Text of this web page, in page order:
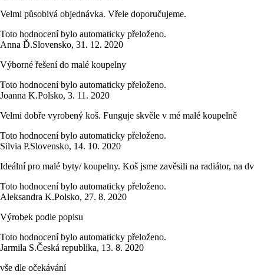
Velmi působivá objednávka. Vřele doporučujeme.
Toto hodnocení bylo automaticky přeloženo.
Anna Ď.Slovensko, 31. 12. 2020
Výborné řešení do malé koupelny
Toto hodnocení bylo automaticky přeloženo.
Joanna K.Polsko, 3. 11. 2020
Velmi dobře vyrobený koš. Funguje skvěle v mé malé koupelně
Toto hodnocení bylo automaticky přeloženo.
Silvia P.Slovensko, 14. 10. 2020
Ideální pro malé byty/ koupelny. Koš jsme zavěsili na radiátor, na
Toto hodnocení bylo automaticky přeloženo.
Aleksandra K.Polsko, 27. 8. 2020
Výrobek podle popisu
Toto hodnocení bylo automaticky přeloženo.
Jarmila S.Česká republika, 13. 8. 2020
vše dle očekávání